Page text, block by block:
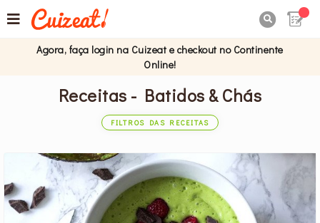

Agora, faça login na Cuizeat e checkout no Continente
Online!
Receitas - Batidos & Chás
FILTROS DAS RECEITAS